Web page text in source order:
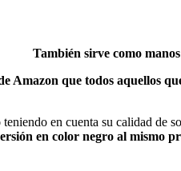
También sirve como
Amazon que todos aquellos
teniendo en cuenta su calidad de
en color negro al mismo